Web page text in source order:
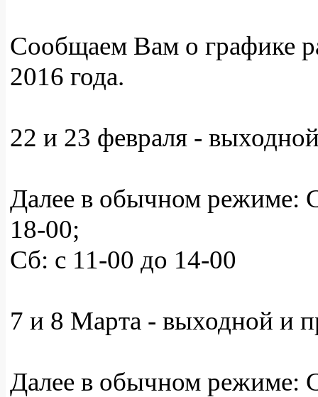
Сообщаем Вам о графике
2016 года.
22 и 23 февраля -
Далее в обычном режиме:
18-00;
Сб: с 11-00 до 14-00
7 и 8 Марта - выходной и
Далее в обычном режиме: